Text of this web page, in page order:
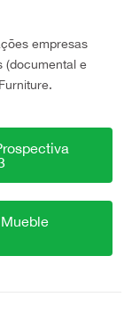
empresas
(documental e